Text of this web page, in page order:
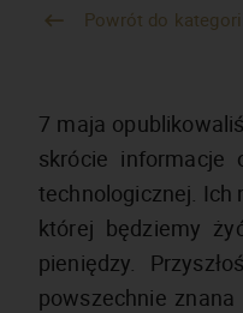
Powrót do kategorii
7 maja
skrócie
technologicznej. Ich
której będziemy
pieniędzy.
powszechnie